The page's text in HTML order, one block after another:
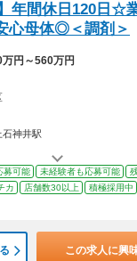
年間休日120日☆
心母体◎＜調剤＞
万円～560万円
神井駅
募可能 未経験者も応募可能
カ 店舗数30以上 積極採用中
この求人に興